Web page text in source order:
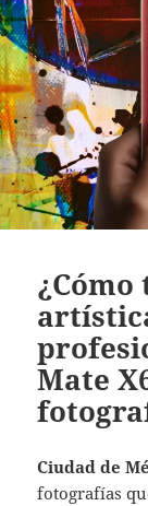
Mate
Ciudad de
fotografías